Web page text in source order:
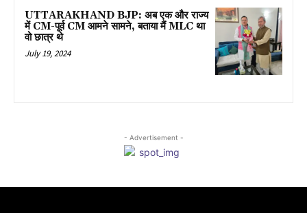
UTTARAKHAND BJP: अब एक और राज्य
में CM-पूर्व CM आमने सामने, बताया मैं MLC था
वो छात्र थे
July 19, 2024
- Advertisement -